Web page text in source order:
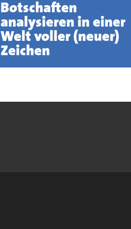
Botschaften
analysieren in einer
Welt voller (neuer)
Zeichen